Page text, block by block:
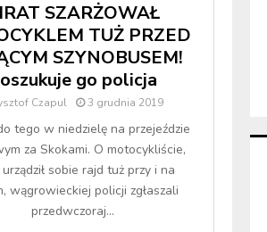
SZARŻOWAŁ
TUŻ PRZED
SZYNOBUSEM!
go policja
Czapul 3 grudnia 2019
tego w niedzielę na przejeździe
za Skokami. O motocykliście,
sobie rajd tuż przy i na
wągrowieckiej policji zgłaszali
przedwczoraj...